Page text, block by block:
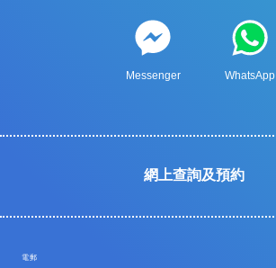
Messenger WhatsApp
網上查詢及預約
電郵